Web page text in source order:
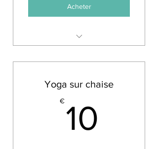
Acheter
25€ par personne
Yoga sur chaise
€ 10